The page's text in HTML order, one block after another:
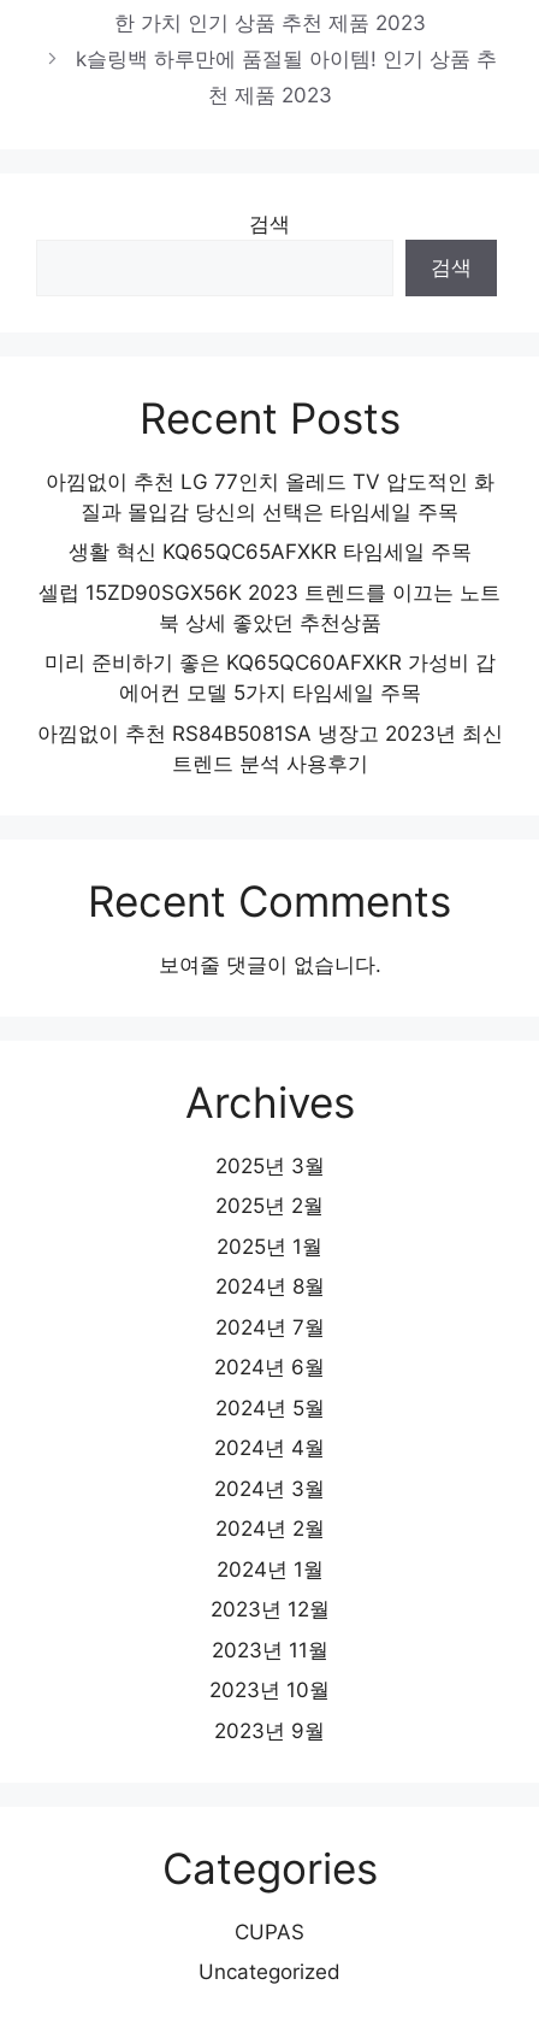
한 가치 인기 상품 추천 제품 2023
k슬링백 하루만에 품절될 아이템! 인기 상품 추
천 제품 2023
검색
검색
Recent Posts
아낌없이 추천 LG 77인치 올레드 TV 압도적인 화
질과 몰입감 당신의 선택은 타임세일 주목
생활 혁신 KQ65QC65AFXKR 타임세일 주목
셀럽 15ZD90SGX56K 2023 트렌드를 이끄는 노트
북 상세 좋았던 추천상품
미리 준비하기 좋은 KQ65QC60AFXKR 가성비 갑
에어컨 모델 5가지 타임세일 주목
아낌없이 추천 RS84B5081SA 냉장고 2023년 최신
트렌드 분석 사용후기
Recent Comments
보여줄 댓글이 없습니다.
Archives
2025년 3월
2025년 2월
2025년 1월
2024년 8월
2024년 7월
2024년 6월
2024년 5월
2024년 4월
2024년 3월
2024년 2월
2024년 1월
2023년 12월
2023년 11월
2023년 10월
2023년 9월
Categories
CUPAS
Uncategorized